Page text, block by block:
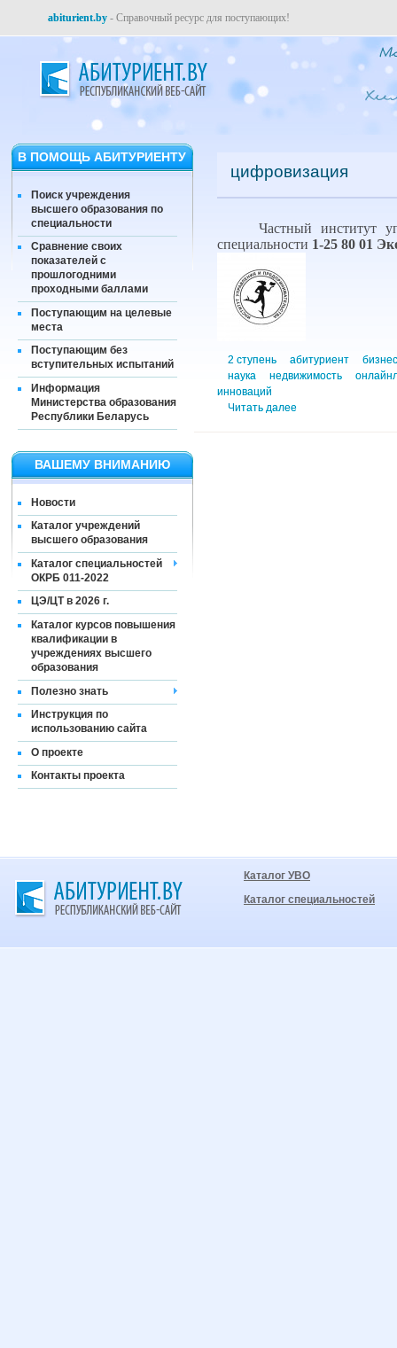
abiturient.by - Справочный ресурс для поступающих!
В ПОМОЩЬ АБИТУРИЕНТУ
Поиск учреждения
высшего образования по
специальности
Сравнение своих
показателей с
прошлогодними
проходными баллами
Поступающим на целевые
места
Поступающим без
вступительных испытаний
Информация
Министерства образования
Республики Беларусь
ВАШЕМУ ВНИМАНИЮ
Новости
Каталог учреждений
высшего образования
Каталог специальностей
ОКРБ 011-2022
ЦЭ/ЦТ в 2026 г.
Каталог курсов повышения
квалификации в
учреждениях высшего
образования
Полезно знать
Инструкция по
использованию сайта
О проекте
Контакты проекта
цифровизация
Частный институт
специальности 1-25 80 01
2 ступень абитуриент
бизнес
наука
недвижимость
инноваций
Читать далее
Каталог УВО
Каталог специальностей